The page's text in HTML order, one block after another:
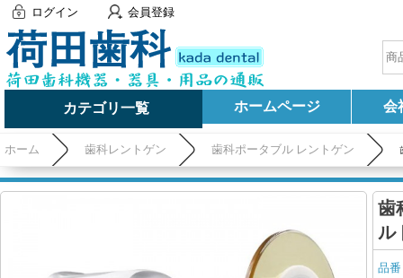
ログイン 会員登録
カテゴリ一覧 ホームページ 会
ホーム 歯科レントゲン 歯科ポータブル レントゲン
歯
ル
品